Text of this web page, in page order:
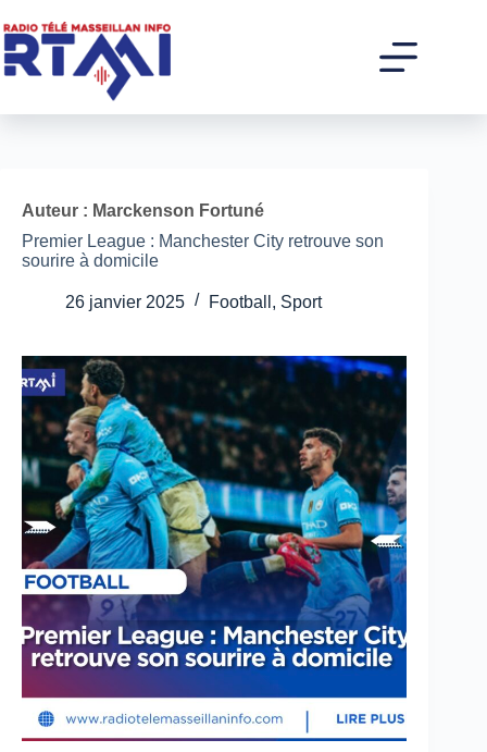
au
contenu
Auteur : Marckenson Fortuné
Premier League : Manchester City retrouve son
sourire à domicile
26 janvier 2025 Football , Sport